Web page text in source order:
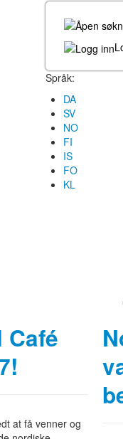
Språk:
DA
SV
NO
FI
IS
FO
KL
Café
at få venner og